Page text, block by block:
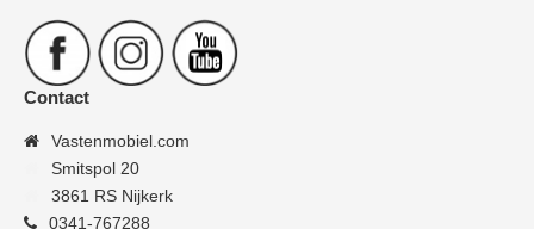
Contact
Vastenmobiel.com
Smitspol 20
3861 RS Nijkerk
0341-767288